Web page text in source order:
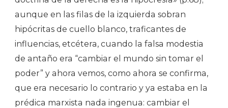
aunque en las filas de la izquierda sobran
hipócritas de cuello blanco, traficantes de
influencias, etcétera, cuando la falsa modestia
de antaño era “cambiar el mundo sin tomar el
poder” y ahora vemos, como ahora se confirma,
que era necesario lo contrario y ya estaba en la
prédica marxista nada ingenua: cambiar el